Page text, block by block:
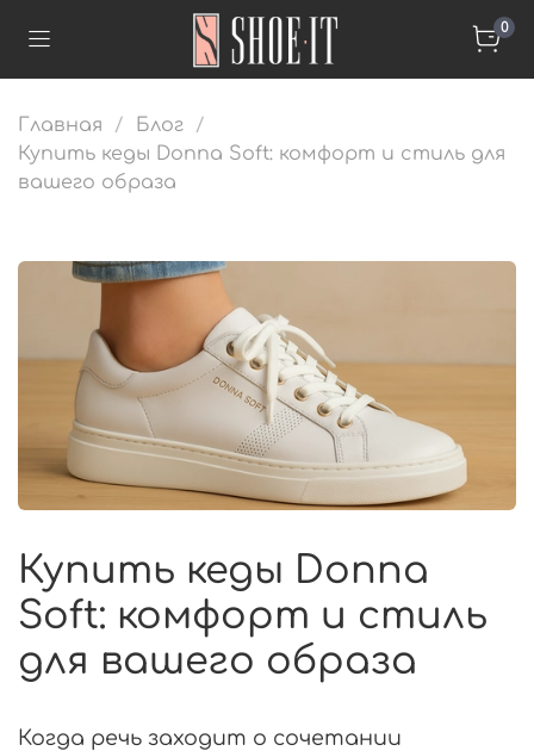
0
Главная
Блог
Купить кеды Donna Soft: комфорт и стиль для
вашего образа
Купить кеды Donna
Soft: комфорт и стиль
для вашего образа
Когда речь заходит о сочетании